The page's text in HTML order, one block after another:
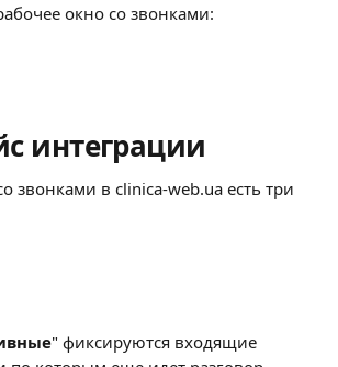
окно со звонками:
интеграции
звонками в clinica-web.ua есть три
" фиксируются входящие